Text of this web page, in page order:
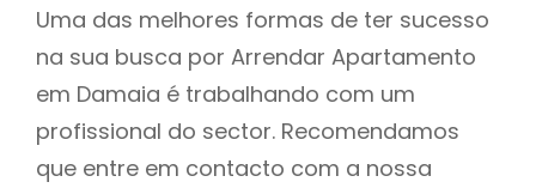
Uma das melhores formas de ter sucesso
na sua busca por Arrendar Apartamento
em Damaia é trabalhando com um
profissional do sector. Recomendamos
que entre em contacto com a nossa